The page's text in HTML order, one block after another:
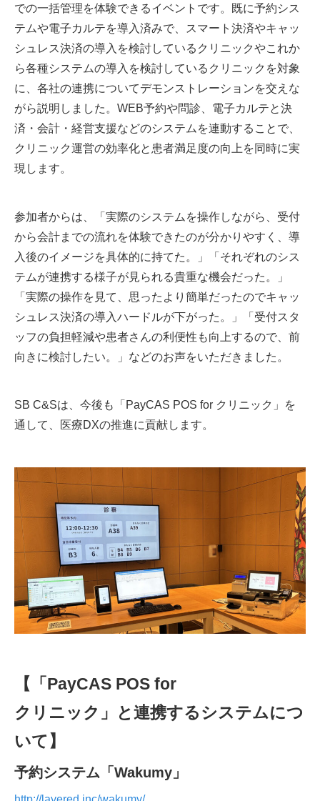
での一括管理を体験できるイベントです。既に予約シス
テムや電子カルテを導入済みで、スマート決済やキャッ
シュレス決済の導入を検討しているクリニックやこれか
ら各種システムの導入を検討しているクリニックを対象
に、各社の連携についてデモンストレーションを交えな
がら説明しました。WEB予約や問診、電子カルテと決
済・会計・経営支援などのシステムを連動することで、
クリニック運営の効率化と患者満足度の向上を同時に実
現します。
参加者からは、「実際のシステムを操作しながら、受付
から会計までの流れを体験できたのが分かりやすく、導
入後のイメージを具体的に持てた。」「それぞれのシス
テムが連携する様子が見られる貴重な機会だった。」
「実際の操作を見て、思ったより簡単だったのでキャッ
シュレス決済の導入ハードルが下がった。」「受付スタ
ッフの負担軽減や患者さんの利便性も向上するので、前
向きに検討したい。」などのお声をいただきました。
SB C&Sは、今後も「PayCAS POS for クリニック」を
通して、医療DXの推進に貢献します。
【「 PayCAS POS for
クリニック」と連携するシステムにつ
いて】
予約システム「Wakumy 」